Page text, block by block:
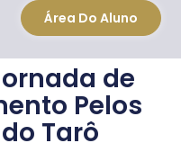
Área Do Aluno
de
Pelos
Tarô